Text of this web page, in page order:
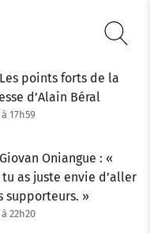
points forts de la
d’Alain Béral
17h59
Oniangue : «
tu as juste envie d’aller
supporteurs. »
22h20